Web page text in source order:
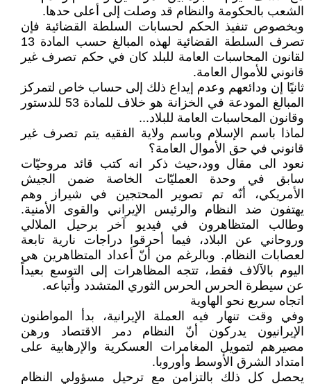
الشعب بالحكومة والنظام قد وصلت إلى أعلى حدها.
وبخصوص تنفيذ الحكم لحسابات السلطة القضائية فإن
تصرف السلطة القضائية لهذه المبالغ حسب المادة 13
لقانون المحاسبات العامة للبلد كان في حكم تصرف غير
قانوني للأموال العامة.
ثانيًا إن ودائعهم وعدم إيداع ذلك إلى حساب خاص لتمركز
المبالغ المودعة في الخزانة هو خلاف للمادة 53 للدستور
وقانون المحاسبات العامة للبلاد...
لماذا باسم الإسلام وباسم ولاية الفقيه يتم تصرف غير
قانوني في حق الأموال العامة؟
نعود الى مقال وود،حيث ذكر انه كتب قائد مروحيّات
سابق في وحدة العمليّات الخاصة ضمن الجيش
الأمريكي، أنّه تم تصوير المحتجين في شيراز وهم
يهتفون ضد النظام والرئيس الإيراني والقوى الأمنية.
وطالب المتظاهرون في فيديو آخر برحيل الملالي
وروحاني عن البلاد، فيما أحرقوا دراجات نارية تابعة
لعصابات النظام. وبالرغم من أنّ أعداد المتظاهرين هي
اليوم بالآلاف فقط، تتجه المظاهرات إلى التوسع بعيداً
عن سيطرة الحرس الحرس الثوري المتشدد وأتباعه.
اتجاه سريع نحو الهاوية
وفي وقت تنهار فيه العملة الإيرانية، بدأ المواطنون
الإيرانيون يدركون أنّ النظام دمر الاقتصاد ورهن
مصيرهم لتمويل المغامرات العسكرية والإرهابية على
امتداد الشرق الأوسط وأوروبا.
يحصل كل ذلك بالتزامن مع ترحيل مسؤولي النظام